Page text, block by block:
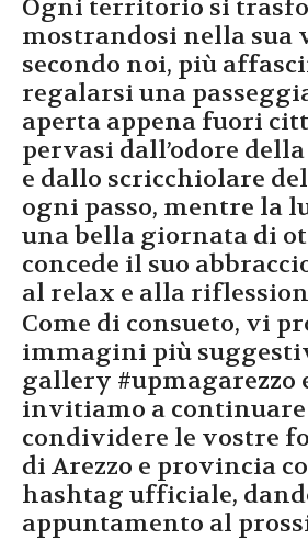
Ogni territorio si
mostrandosi nella sua
secondo noi, più
regalarsi una
aperta appena fuori
pervasi dall’odore
e dallo scricchiolare
ogni passo, mentre la
una bella giornata di
concede il suo
al relax e alla
Come di consueto, vi
immagini più
gallery #upmagarezzo
invitiamo a continuare
condividere le vostre
di Arezzo e provincia
hashtag ufficiale,
appuntamento al